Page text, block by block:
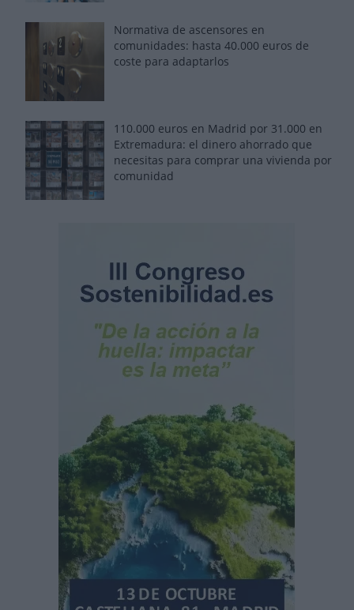
Normativa de ascensores en
comunidades: hasta 40.000 euros de
coste para adaptarlos
110.000 euros en Madrid por 31.000 en
Extremadura: el dinero ahorrado que
necesitas para comprar una vivienda por
comunidad